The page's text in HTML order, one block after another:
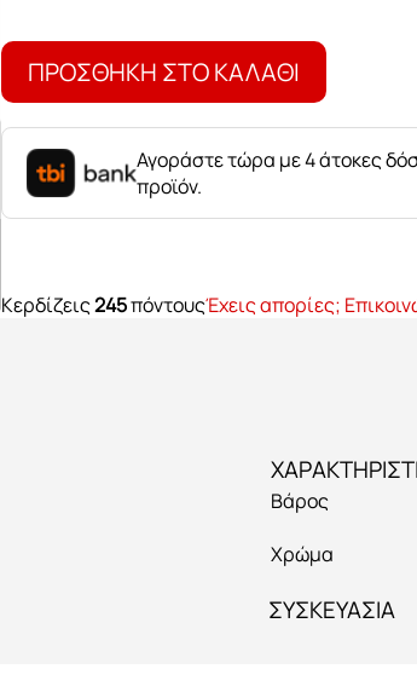
Κεραμικό
Grey/Gold
ποσότητα
ΠΡΟΣΘΉΚΗ ΣΤΟ ΚΑΛΆΘΙ
Αγοράστε τώρα με 4 άτοκες
προϊόν.
Κερδίζεις245πόντουςΈχεις απορίες;
Βάρος
Χρώμα
ΣΥΣΚΕΥΑΣΙΑ